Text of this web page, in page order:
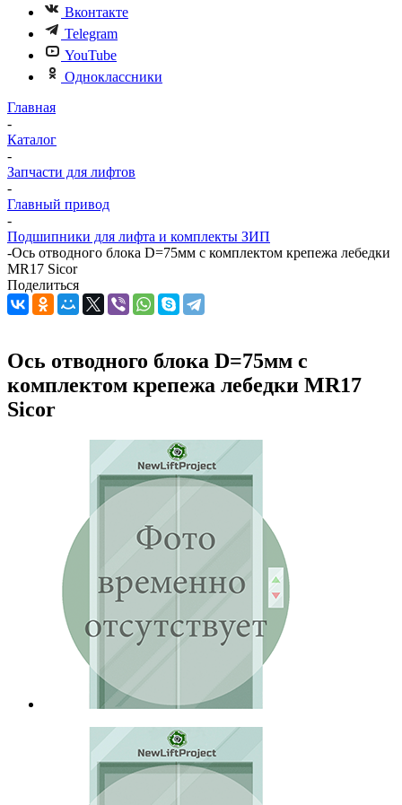
Вконтакте
Telegram
YouTube
Одноклассники
Главная
-
Каталог
-
Запчасти для лифтов
-
Главный привод
-
Подшипники для лифта и комплекты ЗИП
-Ось отводного блока D=75мм с комплектом крепежа лебедки
MR17 Sicor
Поделиться
Ось отводного блока D=75мм с
комплектом крепежа лебедки MR17
Sicor